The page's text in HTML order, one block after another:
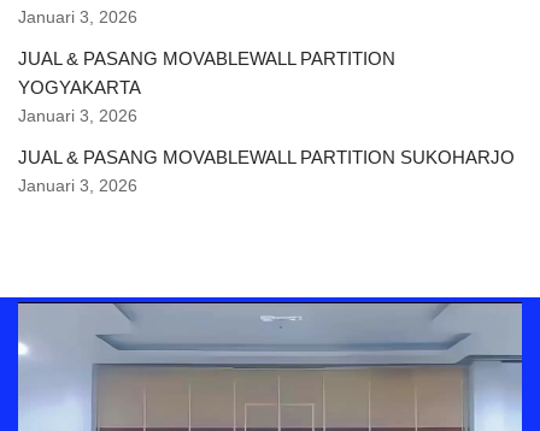
Januari 3, 2026
JUAL & PASANG MOVABLEWALL PARTITION
YOGYAKARTA
Januari 3, 2026
JUAL & PASANG MOVABLEWALL PARTITION SUKOHARJO
Januari 3, 2026